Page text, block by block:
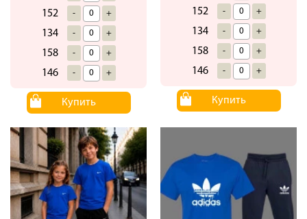
152 - +
134 - +
158 - +
146 - +
Купить
152 - +
134 - +
158 - +
146 - +
Купить